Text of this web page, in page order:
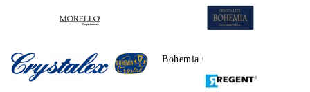
Morello Bohemia Crystalite